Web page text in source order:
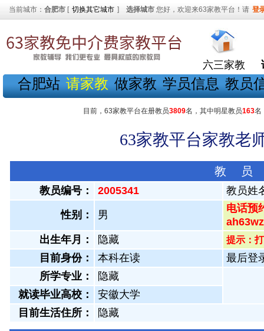
当前城市： 合肥市 [ 切换其它城市 ] 选择城市 您好，欢迎来63家教平台！请 登
六三家教
合肥站 请家教 做家教 学员信息 教员
目前，63家教平台在册教员3809名，其中明星教员163名
63家教平台家教老
教 员
教员编号： 2005341 教员姓
性别： 男
电话预
出生年月：
隐藏 提示：
目前身份： 本科在读
最后登
所学专业：
隐藏
就读毕业高校：
安徽大学
目前生活住所：
隐藏